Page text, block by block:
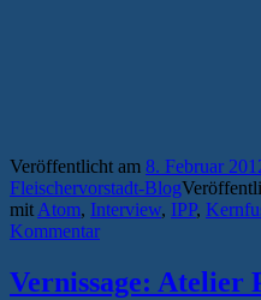
Veröffentlicht am 8. Februar
Fleischervorstadt-Blog
mit Atom, Interview, IPP,
Kommentar
Vernissage: Atelier